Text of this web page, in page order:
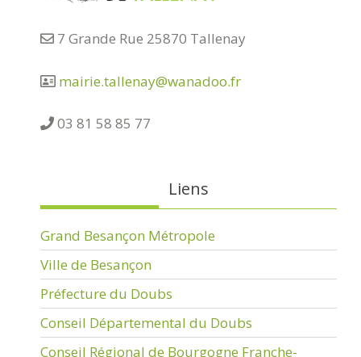
7 Grande Rue 25870 Tallenay
mairie.tallenay@wanadoo.fr
03 81 58 85 77
Liens
Grand Besançon Métropole
Ville de Besançon
Préfecture du Doubs
Conseil Départemental du Doubs
Conseil Régional de Bourgogne Franche-